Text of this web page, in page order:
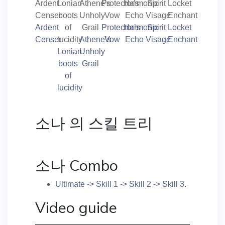
Ardent
Censer
Lonian
boots
of
lucidity
Athene’s
Unholy
Grail
Protector’s
Vow
Harmonic
Echo
Spirit
Visage
Locket
Enchant
소나 의 스킬 트리
소나 Combo
Ultimate -> Skill 1 -> Skill 2 -> Skill 3.
Video guide